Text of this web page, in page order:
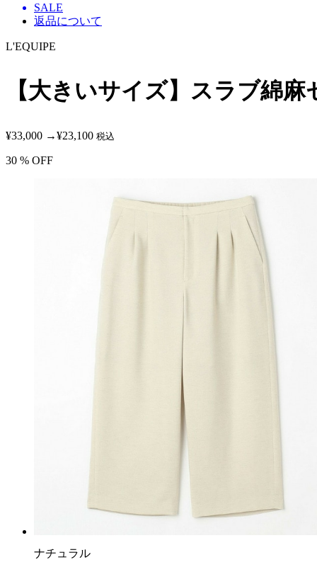
SALE
返品について
L'EQUIPE
【大きいサイズ】スラブ綿
¥33,000 →¥23,100 税込
30 % OFF
ナチュラル